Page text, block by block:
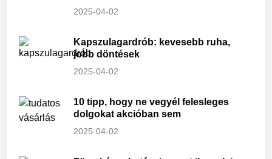
2025-04-02
Kapszulagardrób: kevesebb ruha,
jobb döntések
2025-04-02
10 tipp, hogy ne vegyél felesleges
dolgokat akcióban sem
2025-04-02